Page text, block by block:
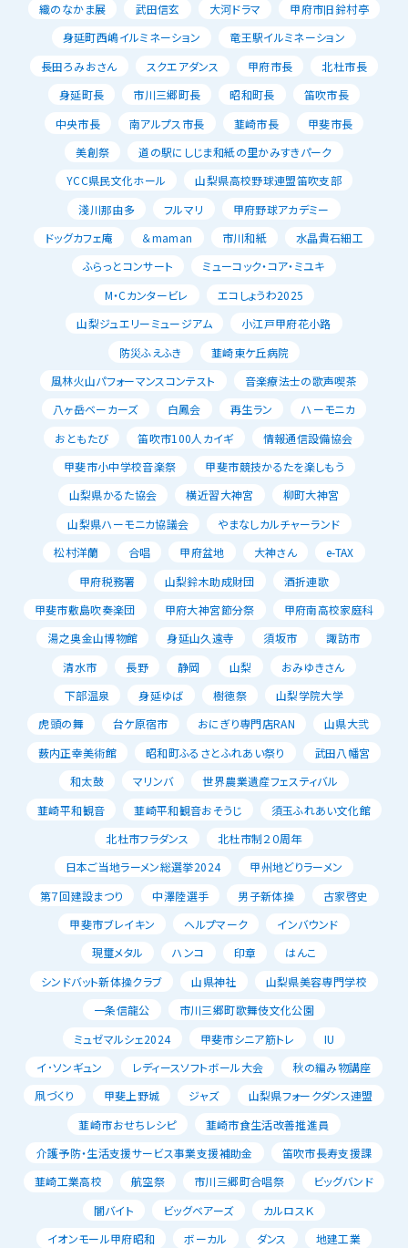
織のなかま展
武田信玄 大河ドラマ
甲府市旧鈴村亭
身延町西嶋イルミネーション
竜王駅イルミネーション
長田ろみおさん
スクエアダンス 甲府市長
北杜市長
身延町長
市川三郷町長 昭和町長
笛吹市長
中央市長
南アルプス市長 韮崎市長
甲斐市長
美創祭
道の駅にしじま和紙の里かみすきパーク
YCC県民文化ホール
山梨県高校野球連盟笛吹支部
淺川那由多
フルマリ
甲府野球アカデミー
ドッグカフェ庵
＆maman 市川和紙
水晶貴石細工
ふらっとコンサート
ミューコック・コア・ミユキ
M・Cカンタービレ
エコしょうわ2025
山梨ジュエリーミュージアム
小江戸甲府花小路
防災ふえふき
韮崎東ケ丘病院
風林火山パフォーマンスコンテスト
音楽療法士の歌声喫茶
八ヶ岳ベーカーズ
白鳳会 再生ラン
ハーモニカ
おともたび
笛吹市100人カイギ
情報通信設備協会
甲斐市小中学校音楽祭
甲斐市競技かるたを楽しもう
山梨県かるた協会
横近習大神宮
柳町大神宮
山梨県ハーモニカ協議会
やまなしカルチャーランド
松村洋蘭
合唱 甲府盆地 大神さん
e-TAX
甲府税務署
山梨鈴木助成財団
酒折連歌
甲斐市敷島吹奏楽団
甲府大神宮節分祭
甲府南高校家庭科
湯之奥金山博物館
身延山久遠寺 須坂市
諏訪市
清水市
長野 静岡 山梨
おみゆきさん
下部温泉
身延ゆば 樹徳祭
山梨学院大学
虎頭の舞
台ケ原宿市 おにぎり専門店RAN
山県大弐
薮内正幸美術館
昭和町ふるさとふれあい祭り
武田八幡宮
和太鼓
マリンバ
世界農業遺産フェスティバル
韮崎平和観音
韮崎平和観音おそうじ
須玉ふれあい文化館
北杜市フラダンス
北杜市制２０周年
日本ご当地ラーメン総選挙2024
甲州地どりラーメン
第７回建設まつり
中澤陸選手 男子新体操
古家啓史
甲斐市ブレイキン
ヘルプマーク
インバウンド
現璽メタル
ハンコ 印章
はんこ
シンドバット新体操クラブ
山県神社
山梨県美容専門学校
一条信龍公
市川三郷町歌舞伎文化公園
ミュゼマルシェ2024
甲斐市シニア筋トレ
IU
イ･ソンギュン
レディースソフトボール大会
秋の編み物講座
凧づくり
甲斐上野城 ジャズ
山梨県フォークダンス連盟
韮崎市おせちレシピ
韮崎市食生活改善推進員
介護予防・生活支援サービス事業支援補助金
笛吹市長寿支援課
韮崎工業高校
航空祭 市川三郷町合唱祭
ビッグバンド
闇バイト
ビッグベアーズ
カルロスＫ
イオンモール甲府昭和
ボーカル ダンス
地建工業